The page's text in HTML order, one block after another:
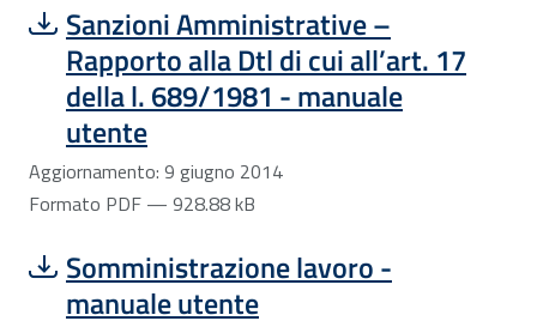
Scarica file:
Sanzioni Amministrative –
Rapporto alla Dtl di cui all’art. 17
della l. 689/1981 - manuale
utente
Formato PDF — Dimensione 928.88 kB
Aggiornamento: 9 giugno 2014
Formato PDF — 928.88 kB
Scarica file:
Somministrazione lavoro -
manuale utente
Formato PDF — Dimensione 3.68 MB